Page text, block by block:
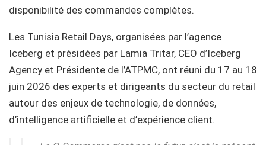
disponibilité des commandes complètes.
Les Tunisia Retail Days, organisées par l’agence
Iceberg et présidées par Lamia Tritar, CEO d’Iceberg
Agency et Présidente de l’ATPMC, ont réuni du 17 au 18
juin 2026 des experts et dirigeants du secteur du retail
autour des enjeux de technologie, de données,
d’intelligence artificielle et d’expérience client.